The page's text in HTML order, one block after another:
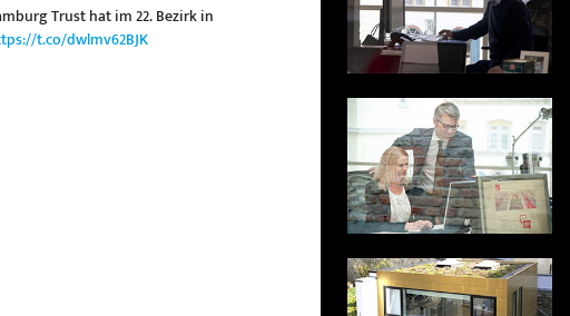
Trust hat im 22. Bezirk in
t.co/dwlmv62BJK